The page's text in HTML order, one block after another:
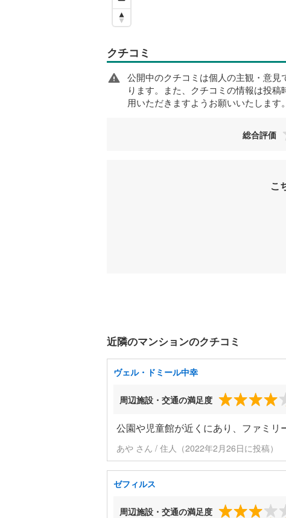
クチコミ
公開中のクチコミは個人の主観・意
ります。また、クチコミの情報は投
用いただきますようお願いいたします。
総合評価
こ
近隣のマンションのクチコミ
ヴェル・ドミール中幸
周辺施設・交通の満足度
公園や児童館が近くにあり、ファミリ
あや さん / 住人（2022年2月26日に投稿）
ゼフィルス
周辺施設・交通の満足度